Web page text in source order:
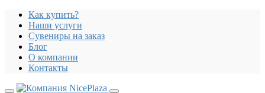
Как купить?
Наши услуги
Сувениры на заказ
Блог
О компании
Контакты